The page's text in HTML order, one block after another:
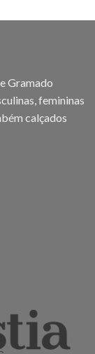
Gramado
femininas
calçados